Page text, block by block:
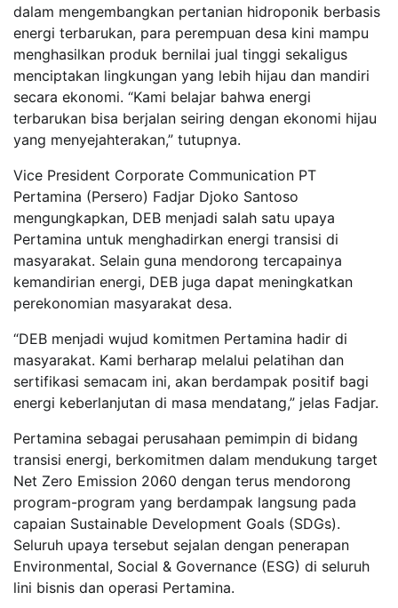
dalam mengembangkan pertanian hidroponik berbasis
energi terbarukan, para perempuan desa kini mampu
menghasilkan produk bernilai jual tinggi sekaligus
menciptakan lingkungan yang lebih hijau dan mandiri
secara ekonomi. “Kami belajar bahwa energi
terbarukan bisa berjalan seiring dengan ekonomi hijau
yang menyejahterakan,” tutupnya.
Vice President Corporate Communication PT
Pertamina (Persero) Fadjar Djoko Santoso
mengungkapkan, DEB menjadi salah satu upaya
Pertamina untuk menghadirkan energi transisi di
masyarakat. Selain guna mendorong tercapainya
kemandirian energi, DEB juga dapat meningkatkan
perekonomian masyarakat desa.
“DEB menjadi wujud komitmen Pertamina hadir di
masyarakat. Kami berharap melalui pelatihan dan
sertifikasi semacam ini, akan berdampak positif bagi
energi keberlanjutan di masa mendatang,” jelas Fadjar.
Pertamina sebagai perusahaan pemimpin di bidang
transisi energi, berkomitmen dalam mendukung target
Net Zero Emission 2060 dengan terus mendorong
program-program yang berdampak langsung pada
capaian Sustainable Development Goals (SDGs).
Seluruh upaya tersebut sejalan dengan penerapan
Environmental, Social & Governance (ESG) di seluruh
lini bisnis dan operasi Pertamina.